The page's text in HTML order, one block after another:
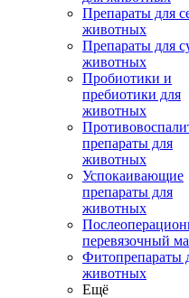
Препараты для
животных
Препараты для
животных
Пробиотики и
пребиотики для
животных
препараты для
животных
Успокаивающие
препараты для
животных
перевязочный
Фитопрепараты
животных
Ещё